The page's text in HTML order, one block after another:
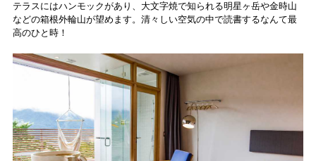
テラスにはハンモックがあり、大文字焼で知られる明星ヶ岳や金時山
などの箱根外輪山が望めます。清々しい空気の中で読書するなんて最
高のひと時！